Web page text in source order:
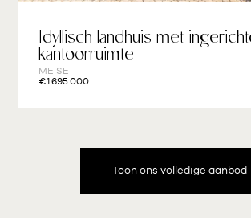
Idyllisch landhuis met
kantoorruimte
MEISE
€1.695.000
Toon ons volledige aanbod